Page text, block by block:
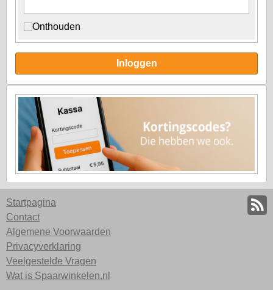
Onthouden
Inloggen
Startpagina
Contact
Algemene Voorwaarden
Privacyverklaring
Veelgestelde Vragen
Wat is Spaarwinkelen.nl